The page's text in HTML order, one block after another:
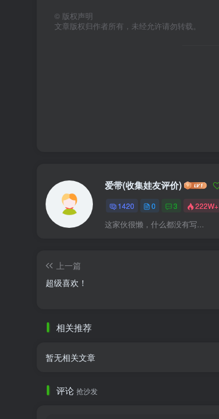
© 版权声明
文章版权归作者所有，未经允许请勿转载。
爱带(收集娃友评价)
1420 0 3 222W+
这家伙很懒，什么都没有写...
上一篇
超级喜欢！
相关推荐
暂无相关文章
评论 抢沙发